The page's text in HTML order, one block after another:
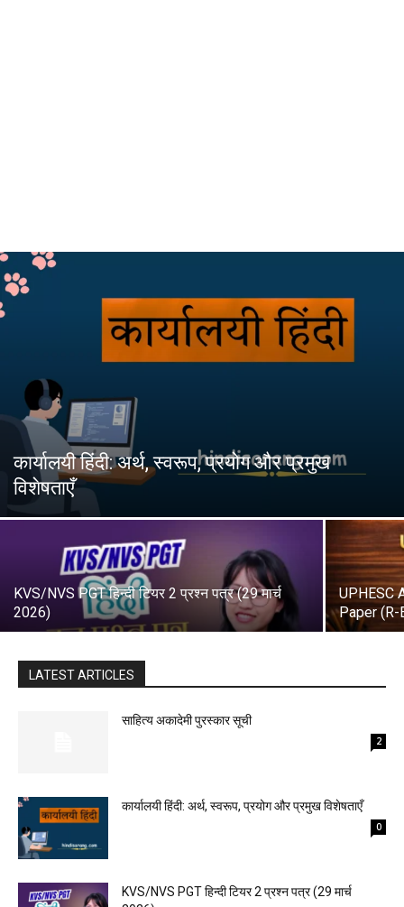
कार्यालयी हिंदी: अर्थ, स्वरूप, प्रयोग और प्रमुख
विशेषताएँ
KVS/NVS PGT हिन्दी टियर 2 प्रश्न पत्र (29 मार्च
2026)
UPHESC
Paper (R-
LATEST ARTICLES
साहित्य अकादेमी पुरस्कार सूची
2
कार्यालयी हिंदी: अर्थ, स्वरूप, प्रयोग और प्रमुख विशेषताएँ
0
KVS/NVS PGT हिन्दी टियर 2 प्रश्न पत्र (29 मार्च